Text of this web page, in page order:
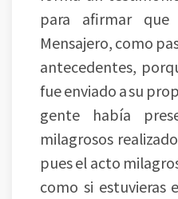
para afirmar que
Mensajero, como
antecedentes,
fue enviado a su
gente había
milagrosos
pues el acto
como si estuvieras